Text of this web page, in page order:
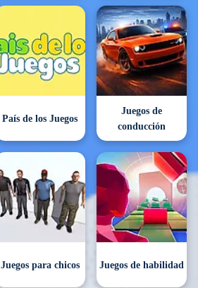
País de los Juegos
Juegos de
conducción
Juegos para chicos Juegos de habilidad